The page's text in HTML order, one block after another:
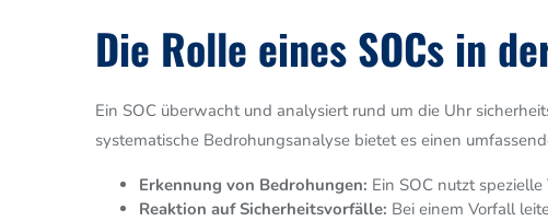
Die Rolle eines SOCs in
Ein SOC überwacht und analysiert rund um die Uhr
systematische Bedrohungsanalyse bietet es einen
Erkennung von Bedrohungen: Ein SOC nutzt
Reaktion auf Sicherheitsvorfälle: Bei einem Vorfall